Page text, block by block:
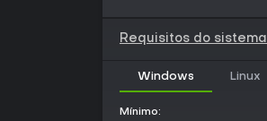
Requisitos do sistema
Windows Linux
Mínimo: